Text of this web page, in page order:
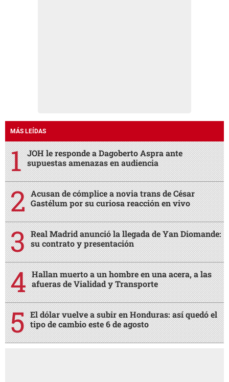
MÁS LEÍDAS
JOH le responde a Dagoberto Aspra ante
supuestas amenazas en audiencia
Acusan de cómplice a novia trans de César
Gastélum por su curiosa reacción en vivo
Real Madrid anunció la llegada de Yan Diomande:
su contrato y presentación
Hallan muerto a un hombre en una acera, a las
afueras de Vialidad y Transporte
El dólar vuelve a subir en Honduras: así quedó el
tipo de cambio este 6 de agosto